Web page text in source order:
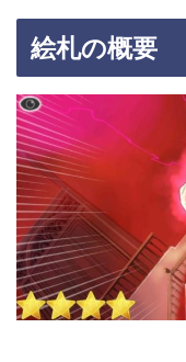
絵札の概要